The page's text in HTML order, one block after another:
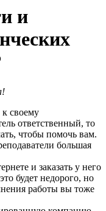
и
своему
ответственный, то
чтобы помочь вам.
большая
и заказать у него
будет недорого, но
работы вы тоже